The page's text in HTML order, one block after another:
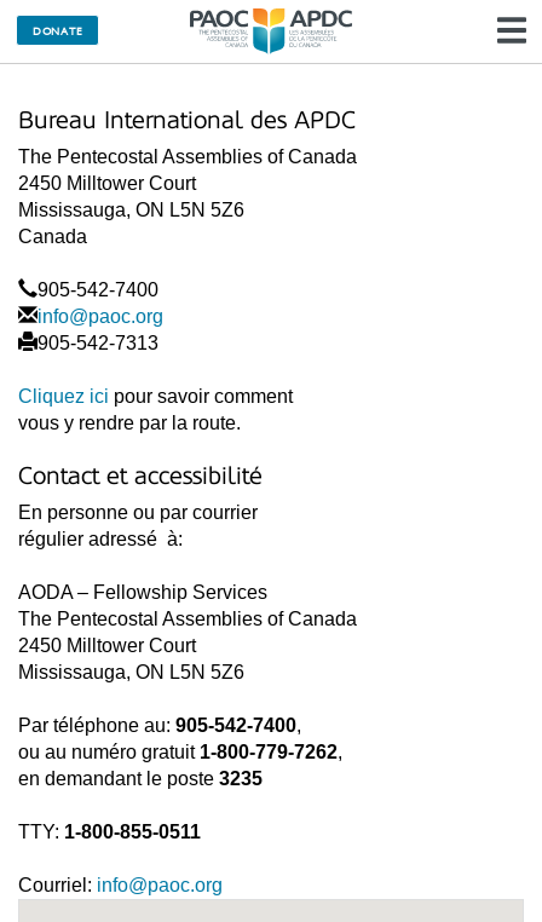
DONATE
Bureau International des APDC
The Pentecostal Assemblies of Canada
2450 Milltower Court
Mississauga, ON L5N 5Z6
Canada
905-542-7400
info@paoc.org
905-542-7313
Cliquez ici pour savoir comment
vous y rendre par la route.
Contact et accessibilité
En personne ou par courrier
régulier adressé à:
AODA – Fellowship Services
The Pentecostal Assemblies of Canada
2450 Milltower Court
Mississauga, ON L5N 5Z6
Par téléphone au: 905-542-7400,
ou au numéro gratuit 1-800-779-7262,
en demandant le poste 3235
TTY: ​1-800-855-0511
Courriel: info@paoc.org